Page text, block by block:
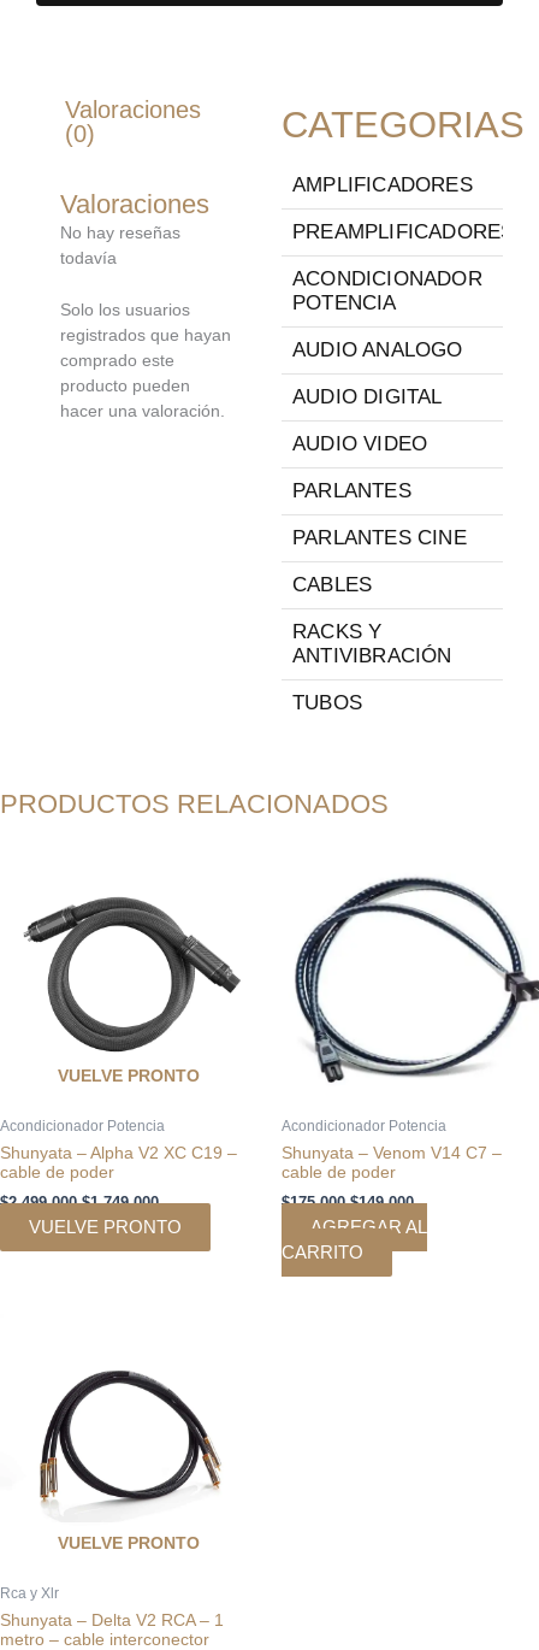
Valoraciones
(0)
Valoraciones
No hay reseñas
todavía
Solo los usuarios
registrados que hayan
comprado este
producto pueden
hacer una valoración.
CATEGORIAS
AMPLIFICADORES
PREAMPLIFICADORES
ACONDICIONADOR
POTENCIA
AUDIO ANALOGO
AUDIO DIGITAL
AUDIO VIDEO
PARLANTES
PARLANTES CINE
CABLES
RACKS Y
ANTIVIBRACIÓN
TUBOS
PRODUCTOS RELACIONADOS
VUELVE PRONTO
Acondicionador Potencia
Shunyata – Alpha V2 XC C19 –
cable de poder
$2.499.000
era:
$2.499.000.
$1.749.000
es:
$1.749.000.
VUELVE PRONTO
Acondicionador Potencia
Shunyata – Venom V14 C7 –
cable de poder
$175.000
original
era:
$149.000
precio
actual
es:
$149.000.
AGREGAR AL
CARRITO
VUELVE PRONTO
Rca y Xlr
Shunyata – Delta V2 RCA – 1
metro – cable interconector
era:
$1.499.000.
es:
$990.000.